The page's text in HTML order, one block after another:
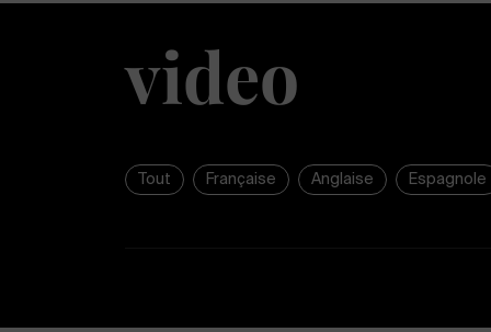
video
Tout Française Anglaise Espagnole